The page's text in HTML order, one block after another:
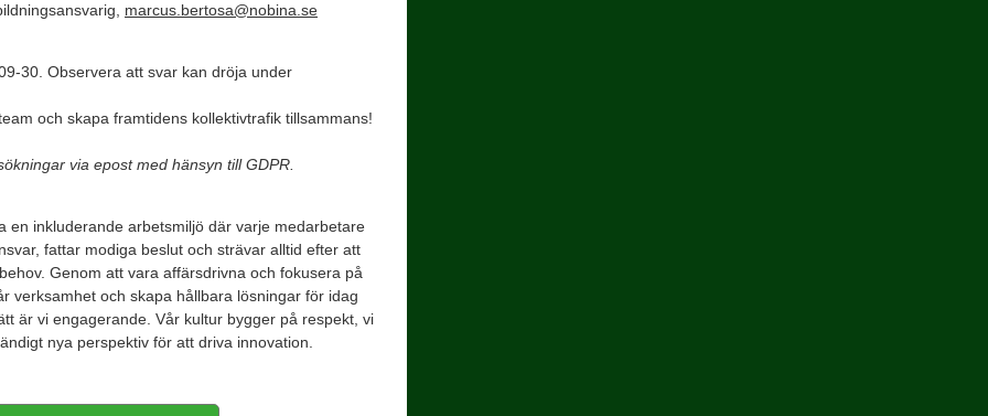
marcus.bertosa@nobina.se
30. Observera att svar kan dröja under
och skapa framtidens kollektivtrafik tillsammans!
via epost med hänsyn till GDPR.
en inkluderande arbetsmiljö där varje medarbetare
fattar modiga beslut och strävar alltid efter att
Genom att vara affärsdrivna och fokusera på
verksamhet och skapa hållbara lösningar för idag
är vi engagerande. Vår kultur bygger på respekt, vi
nya perspektiv för att driva innovation.